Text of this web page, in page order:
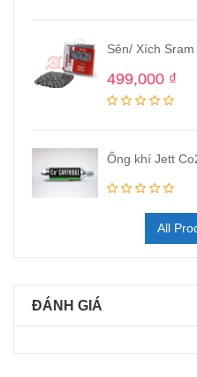
Sên/ Xích
499,000 ₫
Ống khí Jett
All
ĐÁNH GIÁ